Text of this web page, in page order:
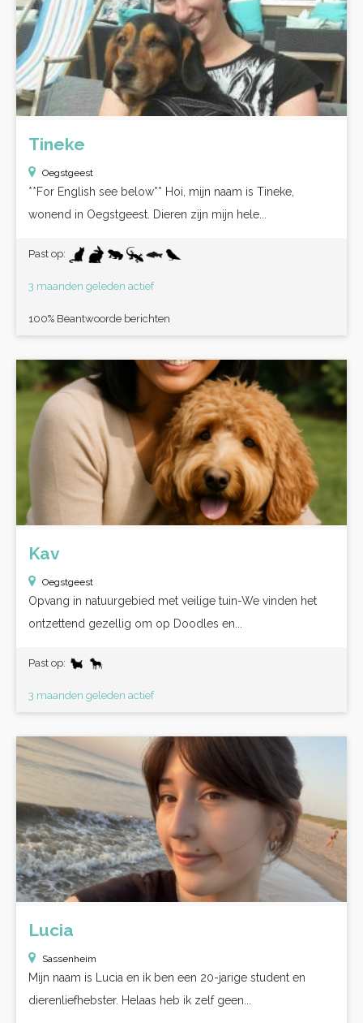
Tineke
Oegstgeest
**For English see below** Hoi, mijn naam is Tineke,
wonend in Oegstgeest. Dieren zijn mijn hele...
Past op:
3 maanden geleden actief
100% Beantwoorde berichten
Kav
Oegstgeest
Opvang in natuurgebied met veilige tuin-We vinden het
ontzettend gezellig om op Doodles en...
Past op:
3 maanden geleden actief
Lucia
Sassenheim
Mijn naam is Lucia en ik ben een 20-jarige student en
dierenliefhebster. Helaas heb ik zelf geen...